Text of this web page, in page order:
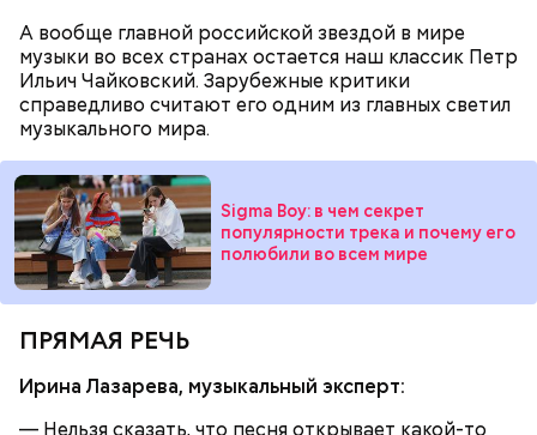
А вообще главной российской звездой в мире
музыки во всех странах остается наш классик Петр
Ильич Чайковский. Зарубежные критики
справедливо считают его одним из главных светил
музыкального мира.
Sigma Boy: в чем секрет
популярности трека и почему его
полюбили во всем мире
ПРЯМАЯ РЕЧЬ
Ирина Лазарева, музыкальный эксперт:
— Нельзя сказать, что песня открывает какой-то
Спагетти из кабачков
— В дыне содержится много сахара, который
представлен фруктозой. С одной стороны — это
хорошо, потому что дает энергию. Но важно
помнить, что сладкими дынями не нужно сильно
увлекаться, так же как и арбузами, людям с
сахарным диабетом и лишним весом, —
подчеркнула доктор.